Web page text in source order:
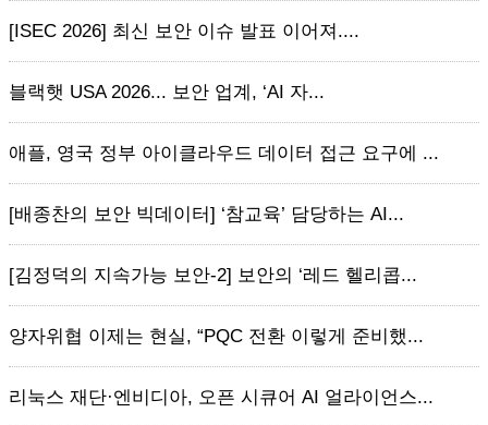
[ISEC 2026] 최신 보안 이슈 발표 이어져....
블랙햇 USA 2026... 보안 업계, ‘AI 자...
애플, 영국 정부 아이클라우드 데이터 접근 요구에 ...
[배종찬의 보안 빅데이터] ‘참교육’ 담당하는 AI...
[김정덕의 지속가능 보안-2] 보안의 ‘레드 헬리콥...
양자위협 이제는 현실, “PQC 전환 이렇게 준비했...
리눅스 재단·엔비디아, 오픈 시큐어 AI 얼라이언스...